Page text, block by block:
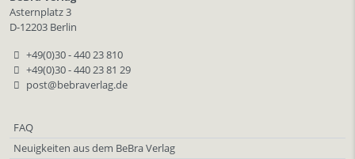
Asternplatz 3
D-12203 Berlin
+49(0)30 - 440 23 810
+49(0)30 - 440 23 81 29
post@bebraverlag.de
FAQ
Neuigkeiten aus dem BeBra Verlag